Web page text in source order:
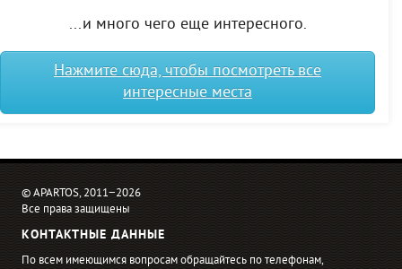
...и много чего еще интересного.
Нажмите сюда, чтобы посмотреть все
интересные места
© APARTOS, 2011−2026
Все права защищены
КОНТАКТНЫЕ ДАННЫЕ
По всем имеющимся вопросам обращайтесь по телефонам,